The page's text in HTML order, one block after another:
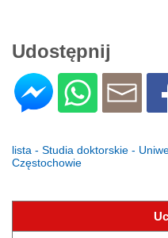
Udostępnij
lista - Studia doktorskie -
Częstochowie